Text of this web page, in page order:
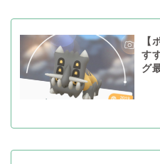
【
す
グ